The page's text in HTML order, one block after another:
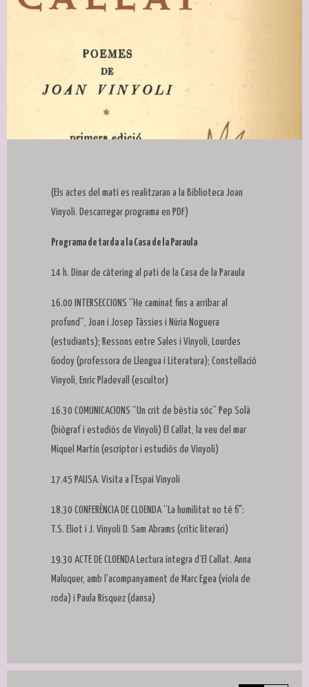
(Els actes del matí es realitzaran a la Biblioteca Joan
Vinyoli. Descarregar programa en PDF)
Programa de tarda a la Casa de la Paraula
14 h. Dinar de càtering al pati de la Casa de la Paraula
16.00 INTERSECCIONS “He caminat fins a arribar al
profund”, Joan i Josep Tàssies i Núria Noguera
(estudiants); Ressons entre Sales i Vinyoli, Lourdes
Godoy (professora de Llengua i Literatura); Constellació
Vinyoli, Enric Pladevall (escultor)
16.30 COMUNICACIONS “Un crit de bèstia sóc” Pep Solà
(biògraf i estudiós de Vinyoli) El Callat, la veu del mar
Miquel Martín (escriptor i estudiós de Vinyoli)
17.45 PAUSA. Visita a l’Espai Vinyoli
18.30 CONFERÈNCIA DE CLOENDA “La humilitat no té fi":
T.S. Eliot i J. Vinyoli D. Sam Abrams (crític literari)
19.30 ACTE DE CLOENDA Lectura íntegra d’El Callat. Anna
Maluquer, amb l’acompanyament de Marc Egea (viola de
roda) i Paula Rísquez (dansa)